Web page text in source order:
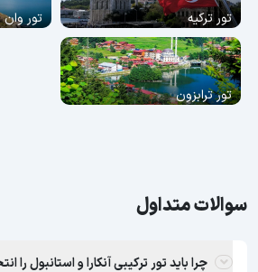
تور ترکیه تور وان
تور ترابزون
سوالات متداول
چرا باید تور ترکیبی آنکارا و استانبول را